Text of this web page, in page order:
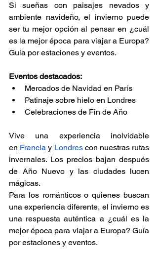
Si sueñas con paisajes nevados y
ambiente navideño, el invierno puede
ser tu mejor opción al pensar en ¿cuál
es la mejor época para viajar a Europa?
Guía por estaciones y eventos.
Eventos destacados:
Mercados de Navidad en París
Patinaje sobre hielo en Londres
Celebraciones de Fin de Año
Vive una experiencia inolvidable
en Francia y Londres con nuestras rutas
invernales. Los precios bajan después
de Año Nuevo y las ciudades lucen
mágicas.
Para los románticos o quienes buscan
una experiencia diferente, el invierno es
una respuesta auténtica a ¿cuál es la
mejor época para viajar a Europa? Guía
por estaciones y eventos.